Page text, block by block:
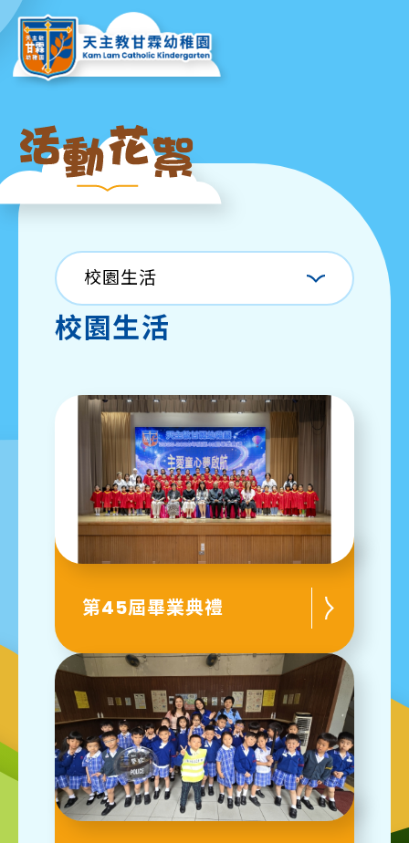
校園生活
校園生活
第45屆畢業典禮